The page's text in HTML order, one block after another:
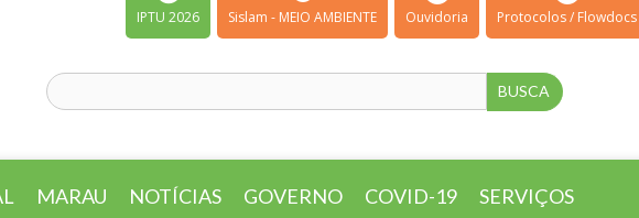
IPTU 2026 Sislam - MEIO AMBIENTE Ouvidoria Protocolos / Flowdocs
MARAU NOTÍCIAS GOVERNO COVID-19
SERVIÇOS